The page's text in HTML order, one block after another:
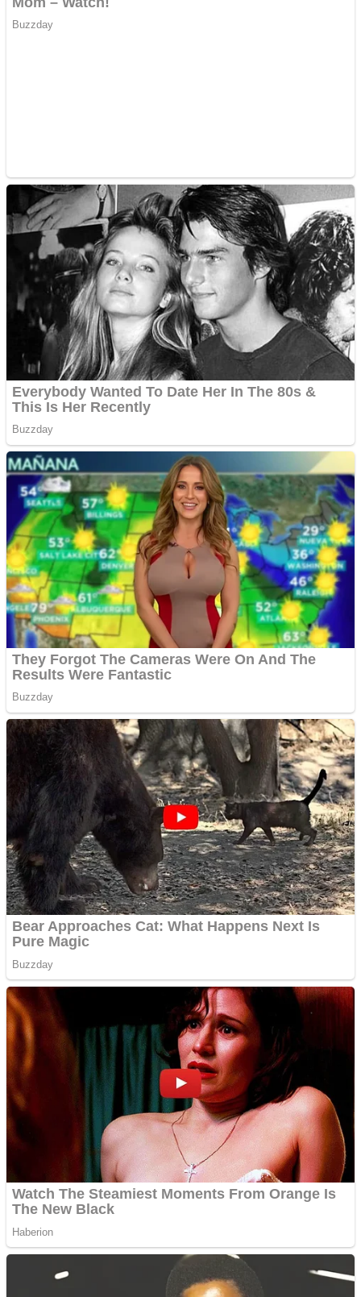
Răcitor de apă CW5000
pentru freze cu laser fără
metale
Cutit cositoare KUHN
Creez aplicatie
ANDROID pentru siteul
tau
Creez aplicatie
ANDROID pentru siteul
tau
multe ziare online
Apartamente 2 camere
Aplică acum pentru toate
Curatare canapele
Bucuresti. Curatare
profesionala